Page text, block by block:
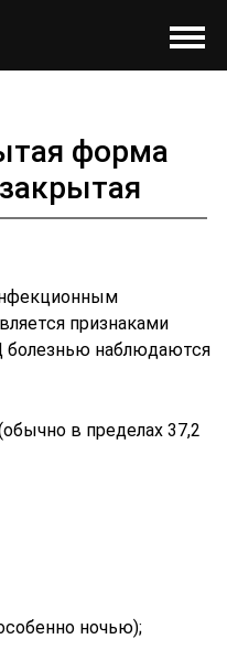
форма
признаками
болезнью наблюдаются
в пределах 37,2
ночью);